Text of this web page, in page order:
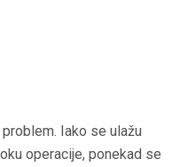
Iako se ulažu
operacije, ponekad se